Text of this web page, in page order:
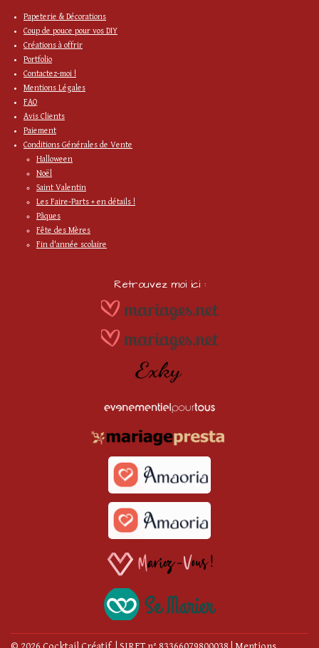
Papeterie & Décorations
Coup de pouce pour vos DIY
Créations à offrir
Portfolio
Contactez-moi !
Mentions Légales
FAQ
Avis Clients
Paiement
Conditions Générales de Vente
Halloween
Noël
Saint Valentin
Les Faire-Parts + en détails !
Pâques
Fête des Mères
Fin d'année scolaire
Retrouvez moi ici :